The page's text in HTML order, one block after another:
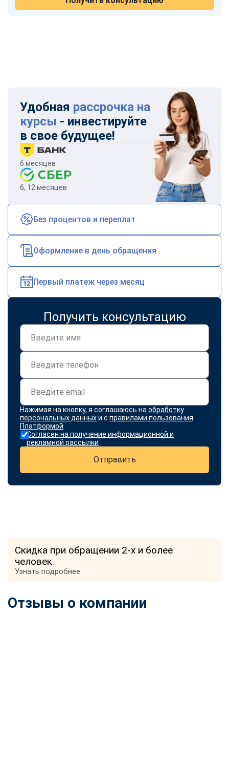
Удобная рассрочка на
курсы - инвестируйте
в свое будущее!
6 месяцев
6, 12 месяцев
Без процентов и переплат
Оформление в день обращения
Первый платеж через месяц
Получить консультацию
Нажимая на кнопку, я соглашаюсь на обработку
персональных данныхи с правилами пользования
Платформой
Согласен на получение информационной и
рекламной рассылки
Отправить
Скидка при обращении 2-х и более
человек.
Узнать подробнее
Отзывы о компании